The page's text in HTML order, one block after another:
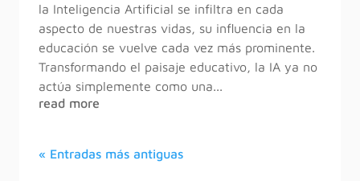
la Inteligencia Artificial se infiltra en cada
aspecto de nuestras vidas, su influencia en la
educación se vuelve cada vez más prominente.
Transformando el paisaje educativo, la IA ya no
actúa simplemente como una...
read more
« Entradas más antiguas